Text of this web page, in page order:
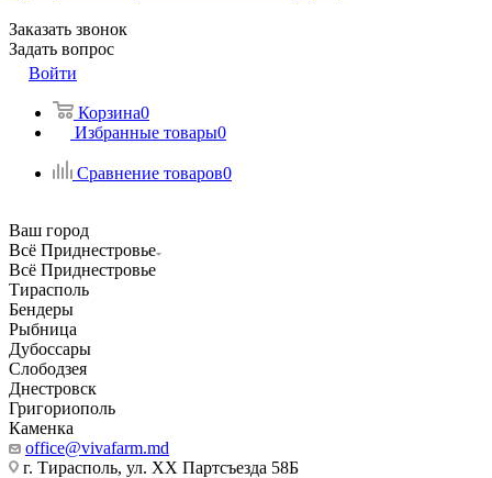
Заказать звонок
Задать вопрос
Войти
Корзина0
Избранные товары0
Сравнение товаров0
Ваш город
Всё Приднестровье
Всё Приднестровье
Тирасполь
Бендеры
Рыбница
Дубоссары
Слободзея
Днестровск
Григориополь
Каменка
office@vivafarm.md
г. Тирасполь, ул. ХХ Партсъезда 58Б